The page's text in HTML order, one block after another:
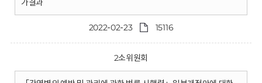
가결과
2022-02-23 15116
2소위원회